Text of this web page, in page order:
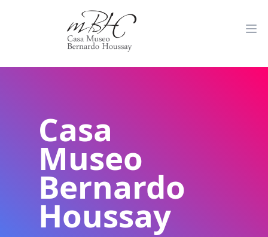
Casa
Museo
Bernardo
Houssay